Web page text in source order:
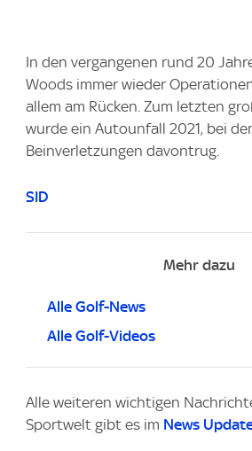
In den vergangenen rund 20
Woods immer wieder
allem am Rücken. Zum letzten
wurde ein Autounfall 2021, bei
Beinverletzungen davontrug.
SID
Mehr dazu
Alle Golf-News
Alle Golf-Videos
Alle weiteren wichtigen
Sportwelt gibt es im News